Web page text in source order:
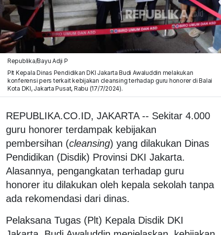
Republika/Bayu Adji P
Plt Kepala Dinas Pendidikan DKI Jakarta Budi Awaluddin melakukan
konferensi pers terkait kebijakan cleansing terhadap guru honorer di Balai
Kota DKI, Jakarta Pusat, Rabu (17/7/2024).
REPUBLIKA.CO.ID, JAKARTA -- Sekitar 4.000
guru honorer terdampak kebijakan
pembersihan (cleansing) yang dilakukan Dinas
Pendidikan (Disdik) Provinsi DKI Jakarta.
Alasannya, pengangkatan terhadap guru
honorer itu dilakukan oleh kepala sekolah tanpa
ada rekomendasi dari dinas.
Pelaksana Tugas (Plt) Kepala Disdik DKI